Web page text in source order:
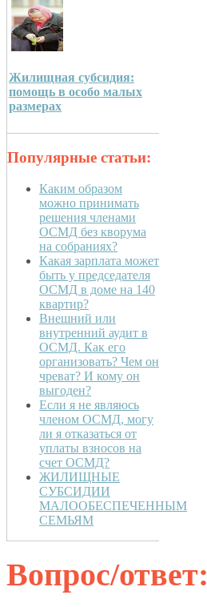
Жилищная субсидия:
помощь в особо малых
размерах
Популярные статьи:
Каким образом
можно принимать
решения членами
ОСМД без кворума
на собраниях?
Какая зарплата может
быть у председателя
ОСМД в доме на 140
квартир?
Внешний или
внутренний аудит в
ОСМД. Как его
организовать? Чем он
чреват? И кому он
выгоден?
Если я не являюсь
членом ОСМД, могу
ли я отказаться от
уплаты взносов на
счет ОСМД?
ЖИЛИЩНЫЕ
СУБСИДИИ
МАЛООБЕСПЕЧЕННЫМ
СЕМЬЯМ
Вопрос/ответ: